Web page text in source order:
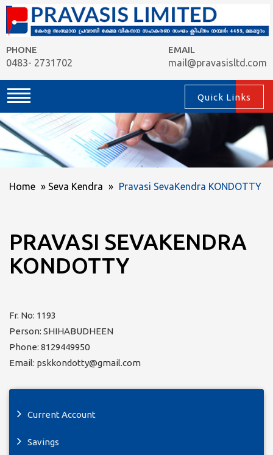
PHONE
0483- 2731702
EMAIL
mail@pravasisltd.com
Quick Links
Home » Seva Kendra » Pravasi SevaKendra KONDOTTY
PRAVASI SEVAKENDRA
KONDOTTY
Fr. No: 1193
Person: SHIHABUDHEEN
Phone: 8129449950
Email: pskkondotty@gmail.com
Current Account
Savings